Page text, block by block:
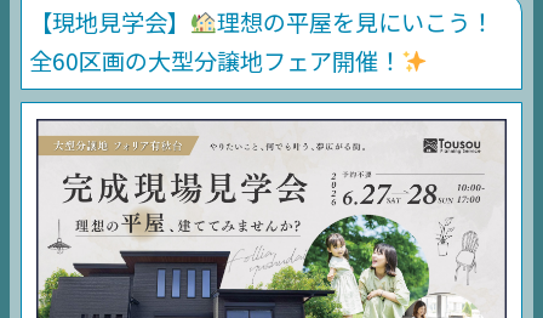
TOP
NEWS
EVENT
【現地見学会】
理想の平屋を見にいこう！
全60区画の大型分譲地フェア開催！